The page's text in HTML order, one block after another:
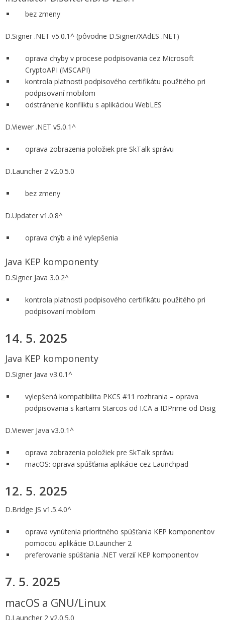
bez zmeny
D.Signer .NET v5.0.1^ (pôvodne D.Signer/XAdES .NET)
oprava chyby v procese podpisovania cez Microsoft
CryptoAPI (MSCAPI)
kontrola platnosti podpisového certifikátu použitého pri
podpisovaní mobilom
odstránenie konfliktu s aplikáciou WebLES
D.Viewer .NET v5.0.1^
oprava zobrazenia položiek pre SkTalk správu
D.Launcher 2 v2.0.5.0
bez zmeny
D.Updater v1.0.8^
oprava chýb a iné vylepšenia
Java KEP komponenty
D.Signer Java 3.0.2^
kontrola platnosti podpisového certifikátu použitého pri
podpisovaní mobilom
14. 5. 2025
Java KEP komponenty
D.Signer Java v3.0.1^
vylepšená kompatibilita PKCS #11 rozhrania – oprava
podpisovania s kartami Starcos od I.CA a IDPrime od Disig
D.Viewer Java v3.0.1^
oprava zobrazenia položiek pre SkTalk správu
macOS: oprava spúšťania aplikácie cez Launchpad
12. 5. 2025
D.Bridge JS v1.5.4.0^
oprava vynútenia prioritného spúšťania KEP komponentov
pomocou aplikácie D.Launcher 2
preferovanie spúšťania .NET verzií KEP komponentov
7. 5. 2025
macOS a GNU/Linux
D.Launcher 2 v2.0.5.0